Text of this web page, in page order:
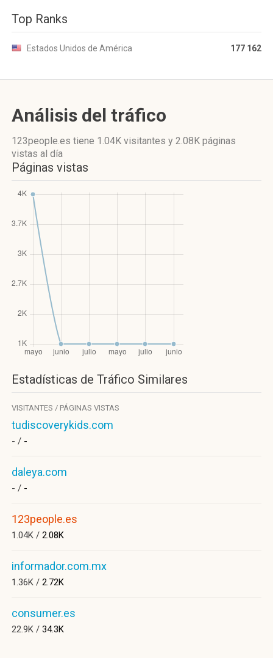
Top Ranks
Estados Unidos de América 177 162
Análisis del tráfico
123people.es tiene 1.04K visitantes y 2.08K páginas
vistas al día
Páginas vistas
Estadísticas de Tráfico Similares
VISITANTES / PÁGINAS VISTAS
tudiscoverykids.com
- / -
daleya.com
- / -
123people.es
1.04K / 2.08K
informador.com.mx
1.36K / 2.72K
consumer.es
22.9K / 34.3K